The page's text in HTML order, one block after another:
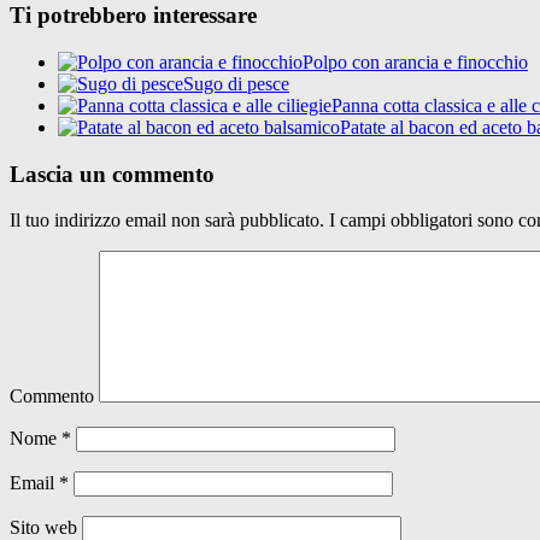
Ti potrebbero interessare
Polpo con arancia e finocchio
Sugo di pesce
Panna cotta classica e alle
Patate al bacon ed aceto
Lascia un commento
Il tuo indirizzo email non sarà pubblicato. I campi obbligatori sono
Commento
Nome *
Email *
Sito web